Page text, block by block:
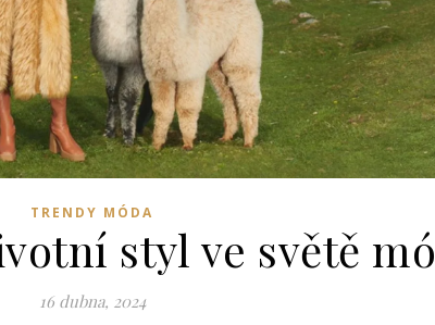
TRENDY MÓDA
styl ve světě
16 dubna, 2024